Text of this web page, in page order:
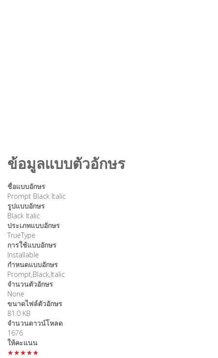
ข้อมูลแบบตัวอักษร
ชื่อแบบอักษร
Prompt Black Italic
รูปแบบอักษร
Black Italic
ประเภทแบบอักษร
TrueType
การใช้แบบอักษร
Installable
กำหนดแบบอักษร
Prompt,Black,Italic
จำนวนตัวอักษร
None
ขนาดไฟล์ตัวอักษร
81.0 KB
จำนวนดาวน์โหลด
1676
ให้คะแนน
★★★★★